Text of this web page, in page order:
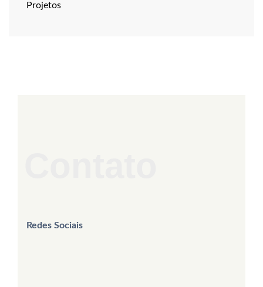
Projetos
Redes Sociais